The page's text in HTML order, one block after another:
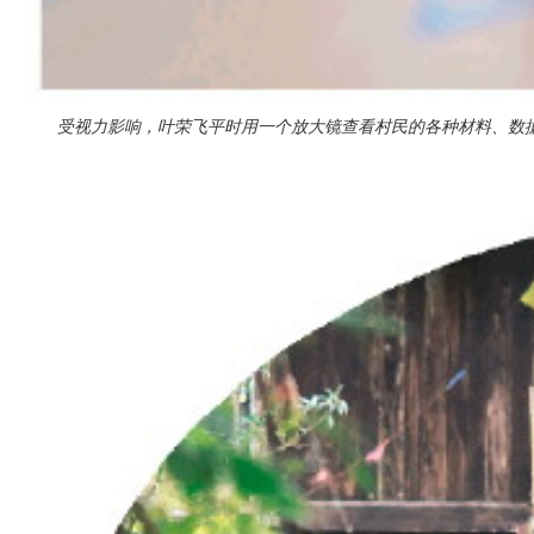
受视力影响，叶荣飞平时用一个放大镜查看村民的各种材料、数